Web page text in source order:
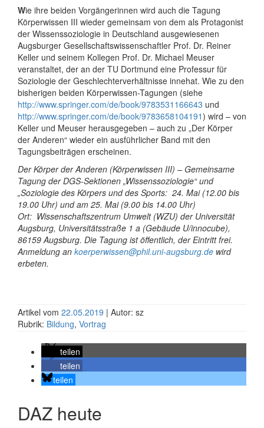
Wie ihre beiden Vorgängerinnen wird auch die Tagung
Körperwissen III wieder gemeinsam von dem als Protagonist
der Wissenssoziologie in Deutschland ausgewiesenen
Augsburger Gesellschaftswissenschaftler Prof. Dr. Reiner
Keller und seinem Kollegen Prof. Dr. Michael Meuser
veranstaltet, der an der TU Dortmund eine Professur für
Soziologie der Geschlechterverhältnisse innehat. Wie zu den
bisherigen beiden Körperwissen-Tagungen (siehe
http://www.springer.com/de/book/9783531166643 und
http://www.springer.com/de/book/9783658104191) wird – von
Keller und Meuser herausgegeben – auch zu „Der Körper
der Anderen“ wieder ein ausführlicher Band mit den
Tagungsbeiträgen erscheinen.
Der Körper der Anderen (Körperwissen III) – Gemeinsame
Tagung der DGS-Sektionen „Wissenssoziologie“ und
„Soziologie des Körpers und des Sports: 24. Mai (12.00 bis
19.00 Uhr) und am 25. Mai (9.00 bis 14.00 Uhr)
Ort: Wissenschaftszentrum Umwelt (WZU) der Universität
Augsburg, Universitätsstraße 1 a (Gebäude U/innocube),
86159 Augsburg. Die Tagung ist öffentlich, der Eintritt frei.
Anmeldung an koerperwissen@phil.uni-augsburg.de wird
erbeten.
Artikel vom 22.05.2019 | Autor: sz
Rubrik: Bildung, Vortrag
teilen
teilen
teilen
DAZ heute